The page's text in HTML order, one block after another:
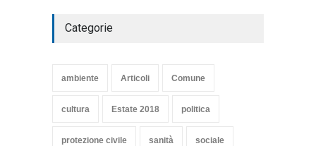
TARQUINIA
Categorie
ambiente Articoli Comune
cultura Estate 2018 politica
protezione civile sanità sociale